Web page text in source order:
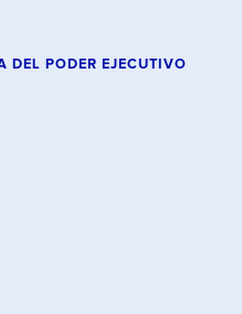
DEL PODER EJECUTIVO